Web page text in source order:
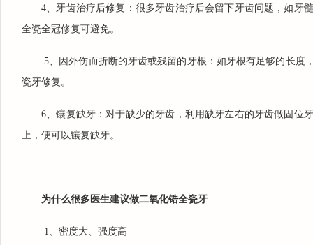
4、牙齿治疗后修复：很多牙齿治疗后会留下牙齿问题，如牙
全瓷全冠修复可避免。
5、因外伤而折断的牙齿或残留的牙根：如牙根有足够的长度
瓷牙修复。
6、镶复缺牙：对于缺少的牙齿，利用缺牙左右的牙齿做固位
上，便可以镶复缺牙。
为什么很多医生建议做二氧化锆全瓷牙
1、密度大、强度高